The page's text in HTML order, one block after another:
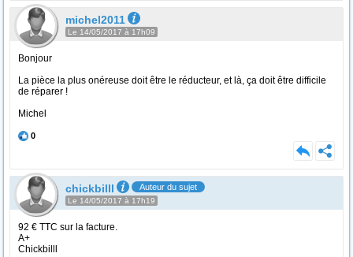
michel2011
Le 14/05/2017 à 17h09
Bonjour
La pièce la plus onéreuse doit être le réducteur, et là, ça doit être difficile
de réparer !
Michel
0
chickbilll Auteur du sujet
Le 14/05/2017 à 17h19
92 € TTC sur la facture.
A+
Chickbilll